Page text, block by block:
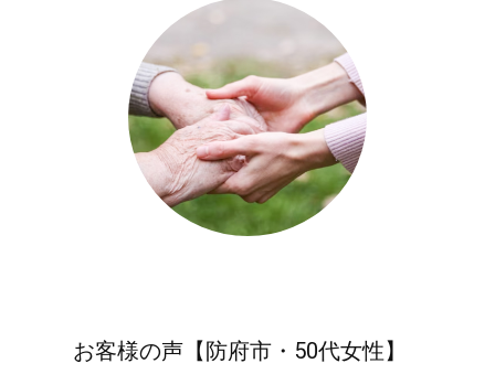
お客様の声【防府市・50代女性】